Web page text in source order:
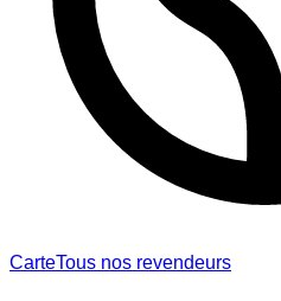
CarteTous nos revendeurs